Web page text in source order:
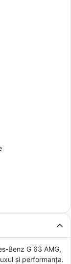
Benz G 63 AMG,
și performanța.